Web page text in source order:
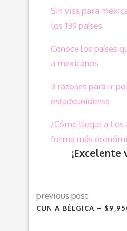
Sin visa para
los 139 países
Conoce los países
a mexicanos
3 razones para ir
estadounidense
¿Cómo llegar a Los
forma más
¡Excelente
previous post
CUN A BÉLGICA –